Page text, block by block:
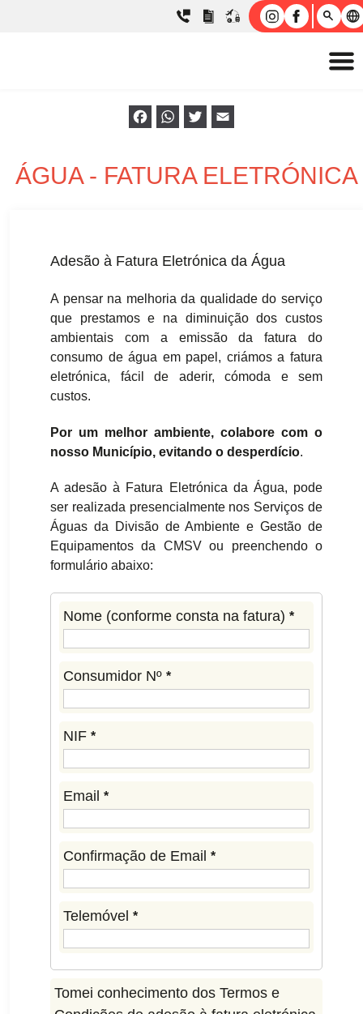
FacebookWhatsApp
Twitter
ÁGUA - FATURA ELETRÓNICA
Adesão à Fatura Eletrónica da Água
A pensar na melhoria da qualidade do serviço
que prestamos e na diminuição dos custos
ambientais com a emissão da fatura do
consumo de água em papel, criámos a fatura
eletrónica, fácil de aderir, cómoda e sem
custos.
Por um melhor ambiente, colabore com o
nosso Município, evitando o desperdício.
A adesão à Fatura Eletrónica da Água, pode
ser realizada presencialmente nos Serviços de
Águas da Divisão de Ambiente e Gestão de
Equipamentos da CMSV ou preenchendo o
formulário abaixo:
Nome (conforme consta na fatura) *
Consumidor Nº *
NIF *
Email *
Confirmação de Email *
Telemóvel *
Tomei conhecimento dos Termos e